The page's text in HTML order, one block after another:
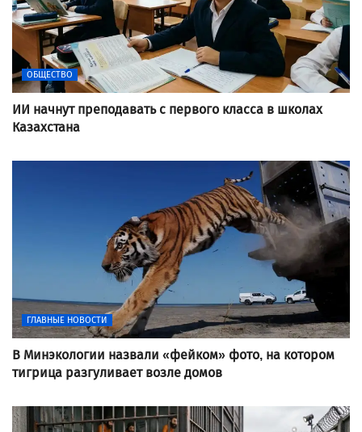
ОБЩЕСТВО
ИИ начнут преподавать с первого класса в школах
Казахстана
ГЛАВНЫЕ НОВОСТИ
В Минэкологии назвали «фейком» фото, на котором
тигрица разгуливает возле домов